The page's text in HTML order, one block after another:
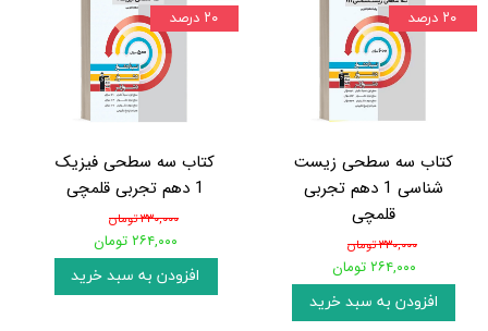
کتاب سه سطحی زیست
شناسی 1 دهم تجربی
قلمچی
۳۳۰,۰۰۰ تومان
۲۶۴,۰۰۰ تومان
افزودن به سبد خرید
۲۰ درصد
کتاب سه سطحی فیزیک
1 دهم تجربی قلمچی
۳۳۰,۰۰۰ تومان
۲۶۴,۰۰۰ تومان
افزودن به سبد خرید
۲۰ درصد